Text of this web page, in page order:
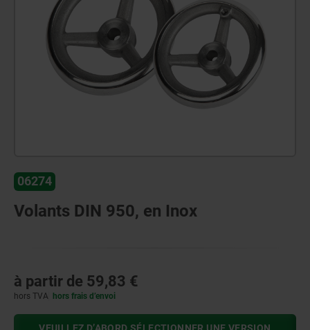
06274
Volants DIN 950, en Inox
à partir de 59,83 €
hors TVA hors frais d’envoi
VEUILLEZ D’ABORD SÉLECTIONNER UNE VERSION